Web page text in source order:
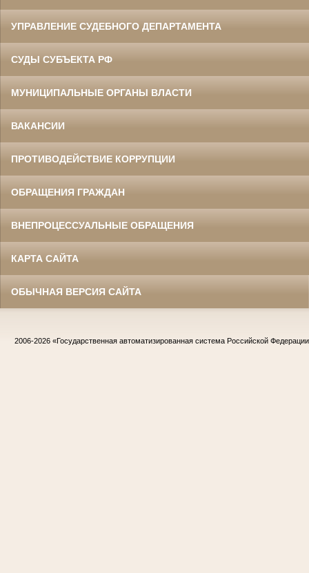
УПРАВЛЕНИЕ СУДЕБНОГО ДЕПАРТАМЕНТА
СУДЫ СУБЪЕКТА РФ
МУНИЦИПАЛЬНЫЕ ОРГАНЫ ВЛАСТИ
ВАКАНСИИ
ПРОТИВОДЕЙСТВИЕ КОРРУПЦИИ
ОБРАЩЕНИЯ ГРАЖДАН
ВНЕПРОЦЕССУАЛЬНЫЕ ОБРАЩЕНИЯ
КАРТА САЙТА
ОБЫЧНАЯ ВЕРСИЯ САЙТА
2006-2026 «Государственная автоматизированная система Российской